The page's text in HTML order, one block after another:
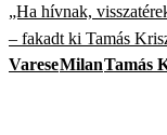
„Ha hívnak,
– fakadt ki Tamás
VareseMilanTamás